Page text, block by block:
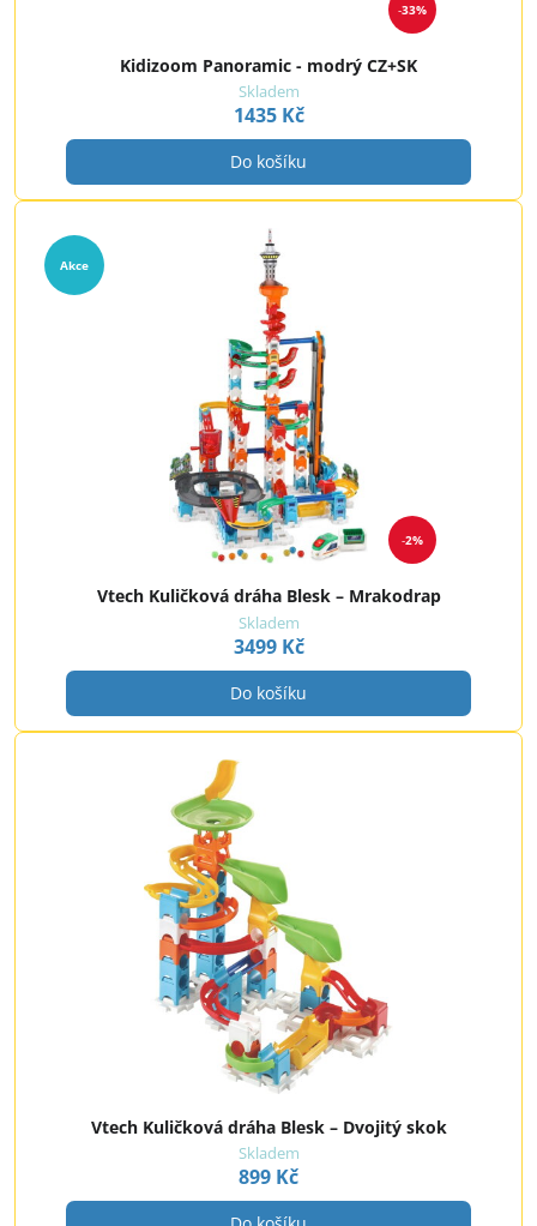
33%
Kidizoom Panoramic - modrý CZ+SK
Skladem
1435 Kč
Do košíku
2%
Akce
Vtech Kuličková dráha Blesk – Mrakodrap
Skladem
3499 Kč
Do košíku
Vtech Kuličková dráha Blesk – Dvojitý skok
Skladem
899 Kč